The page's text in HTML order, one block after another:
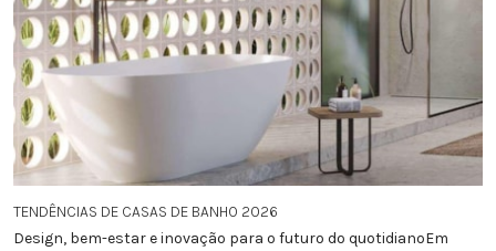
TENDÊNCIAS DE CASAS DE BANHO 2026
Design, bem-estar e inovação para o futuro do quotidianoEm